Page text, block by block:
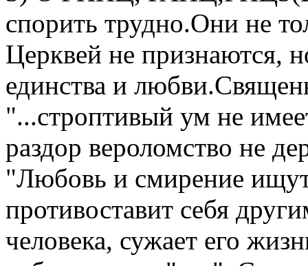
спорить трудно.Они не
Церквей не признаются,
единства и
"...строптивый ум не
раздор вероломство не
"Любовь и смирение
противоставит себя
человека, сужает его